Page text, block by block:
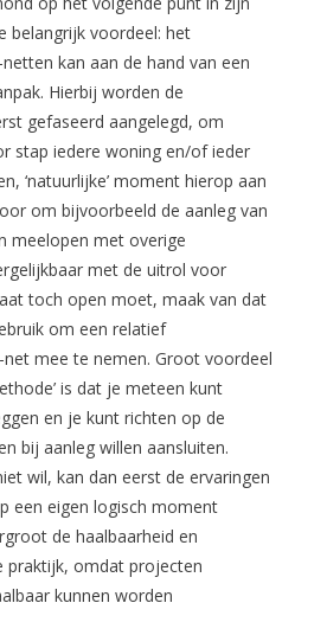
belangrijk voordeel: het
kan aan de hand van een
Hierbij worden de
gefaseerd aangelegd, om
stap iedere woning en/of ieder
‘natuurlijke’ moment hierop aan
om bijvoorbeeld de aanleg van
meelopen met overige
met de uitrol voor
toch open moet, maak van dat
om een relatief
mee te nemen. Groot voordeel
is dat je meteen kunt
en je kunt richten op de
bij aanleg willen aansluiten.
wil, kan dan eerst de ervaringen
een eigen logisch moment
de haalbaarheid en
praktijk, omdat projecten
kunnen worden